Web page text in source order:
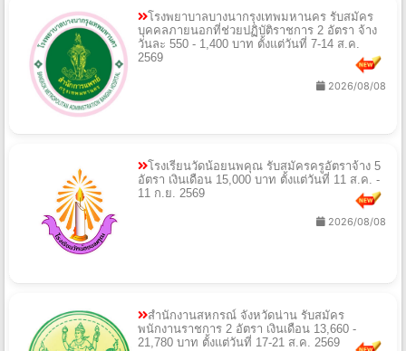
โรงพยาบาลบางนากรุงเทพมหานคร รับสมัคร
บุคคลภายนอกที่ช่วยปฏิบัติราชการ 2 อัตรา จ้าง
วันละ 550 - 1,400 บาท ตั้งแต่วันที่ 7-14 ส.ค.
2569
2026/08/08
โรงเรียนวัดน้อยนพคุณ รับสมัครครูอัตราจ้าง 5
อัตรา เงินเดือน 15,000 บาท ตั้งแต่วันที่ 11 ส.ค. -
11 ก.ย. 2569
2026/08/08
สำนักงานสหกรณ์ จังหวัดน่าน รับสมัคร
พนักงานราชการ 2 อัตรา เงินเดือน 13,660 -
21,780 บาท ตั้งแต่วันที่ 17-21 ส.ค. 2569